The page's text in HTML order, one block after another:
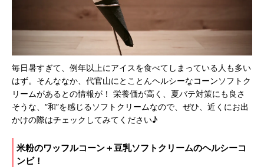
毎日暑すぎて、例年以上にアイスを食べてしまっている人も多い
はず。そんななか、代官山にとことんヘルシーなコーンソフトク
リームがあるとの情報が！ 栄養価が高く、夏バテ対策にも良さ
そうな、“和”を感じるソフトクリームなので、ぜひ、近くにお出
かけの際はチェックしてみてください♪
米粉のワッフルコーン＋豆乳ソフトクリームのヘルシーコ
ンビ！